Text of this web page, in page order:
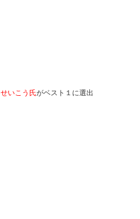
いこう氏がベスト１に選出